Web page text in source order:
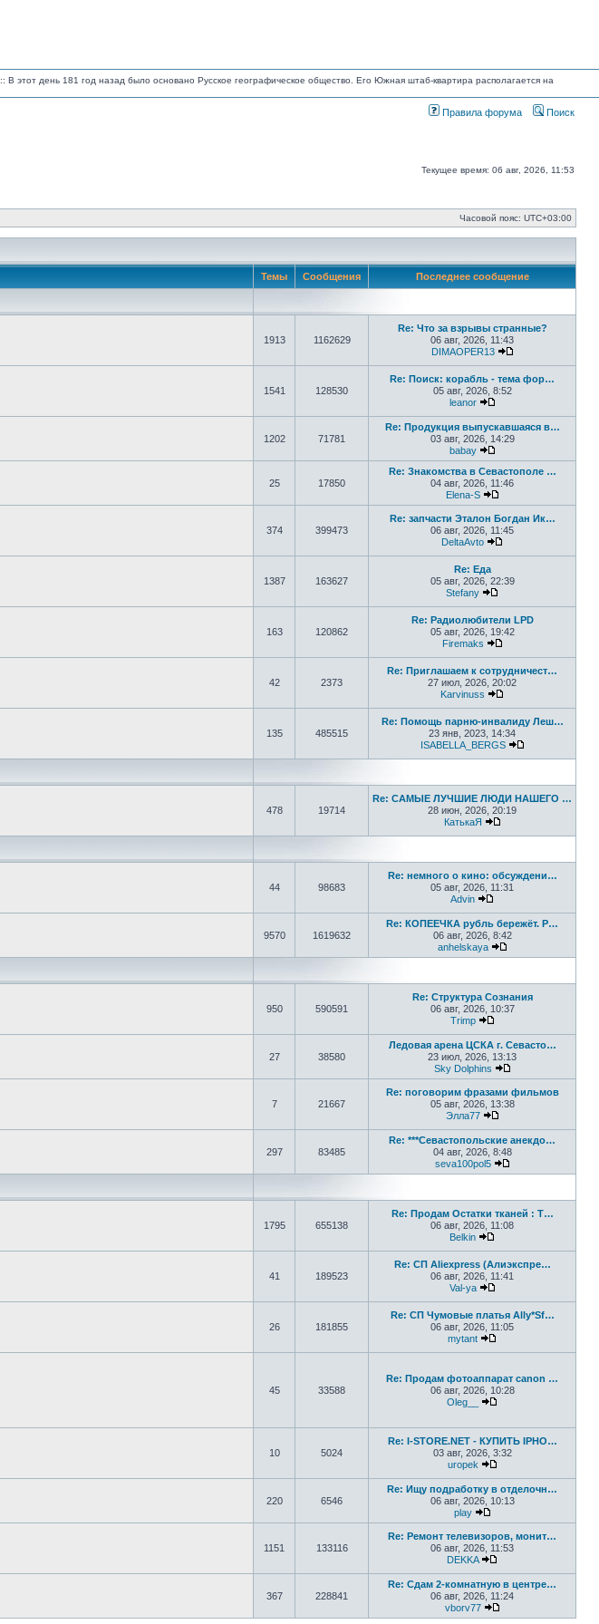
:: В этот день 181 год назад было основано Русское географическое общество. Его Южная штаб-квартира располагается на
Правила форума Поиск
Текущее время: 06 авг, 2026, 11:53
Часовой пояс: UTC+03:00
Темы Сообщения Последнее сообщение
1913 1162629
Re: Что за взрывы странные?
06 авг, 2026, 11:43
DIMAOPER13
1541 128530
Re: Поиск: корабль - тема фор…
05 авг, 2026, 8:52
leanor
1202 71781
Re: Продукция выпускавшаяся в…
03 авг, 2026, 14:29
babay
Перейти к
25 17850
Re: Знакомства в Севастополе …
04 авг, 2026, 11:46
Elena-S
Перейти к
374 399473
Re: запчасти Эталон Богдан Ик…
06 авг, 2026, 11:45
DeltaAvto
1387 163627
Re: Еда
05 авг, 2026, 22:39
Stefany
163 120862
Re: Радиолюбители LPD
05 авг, 2026, 19:42
Firemaks
42 2373
Re: Приглашаем к сотрудничест…
27 июл, 2026, 20:02
Karvinuss
135 485515
Re: Помощь парню-инвалиду Леш…
23 янв, 2023, 14:34
ISABELLA_BERGS
478 19714
Re: САМЫЕ ЛУЧШИЕ ЛЮДИ НАШЕГО …
28 июн, 2026, 20:19
КатькаЯ
44 98683
Re: немного о кино: обсуждени…
05 авг, 2026, 11:31
Advin
9570 1619632
Re: КОПЕЕЧКА рубль бережёт. Р…
06 авг, 2026, 8:42
anhelskaya
Перейти к
950 590591
Re: Структура Сознания
06 авг, 2026, 10:37
Trimp
27 38580
Ледовая арена ЦСКА г. Севасто…
23 июл, 2026, 13:13
Sky Dolphins
Перейти к
7 21667
Re: поговорим фразами фильмов
05 авг, 2026, 13:38
Элла77
297 83485
Re: ***Севастопольские анекдо…
04 авг, 2026, 8:48
seva100pol5
Перейти к
1795 655138
Re: Продам Остатки тканей : Т…
06 авг, 2026, 11:08
Belkin
41 189523
Re: СП Aliexpress (Алиэкспре…
06 авг, 2026, 11:41
Val-ya
26 181855
Re: СП Чумовые платья Ally*Sf…
06 авг, 2026, 11:05
mytant
45 33588
Re: Продам фотоаппарат canon …
06 авг, 2026, 10:28
Oleg__
10 5024
Re: I-STORE.NET - КУПИТЬ IPHO…
03 авг, 2026, 3:32
uropek
220 6546
Re: Ищу подработку в отделочн…
06 авг, 2026, 10:13
play
Перейти к
1151 133116
Re: Ремонт телевизоров, монит…
06 авг, 2026, 11:53
DEKKA
367 228841
Re: Сдам 2-комнатную в центре…
06 авг, 2026, 11:24
vborv77
Перейти к